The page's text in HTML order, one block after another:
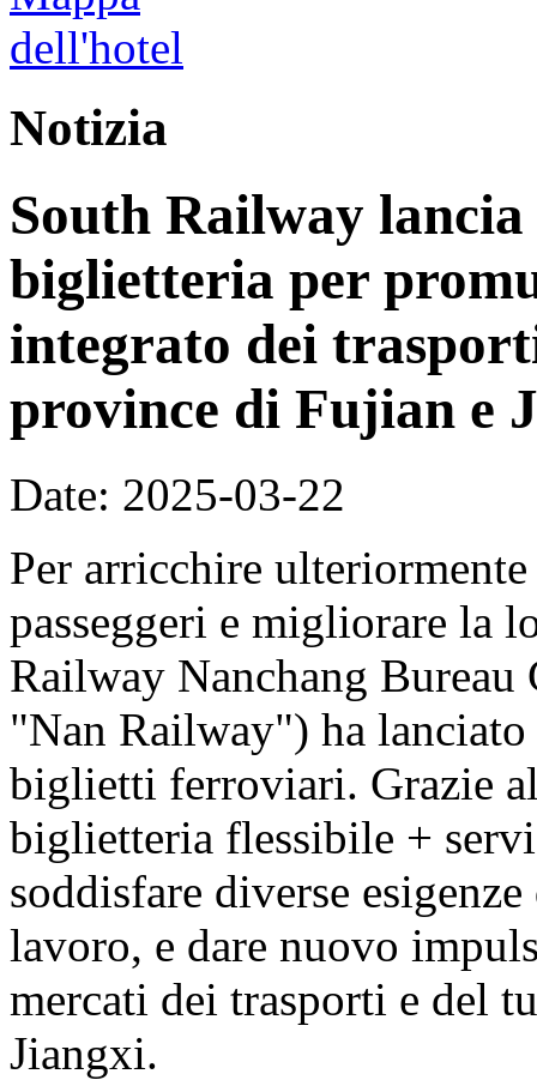
Notizia
South Railway
biglietteria per
integrato dei
province di Fujian e
Date: 2025-03-22
Per arricchire
passeggeri e migliorare la
Railway Nanchang
"Nan Railway") ha
biglietti ferroviari. Grazie
biglietteria flessibile +
soddisfare diverse
lavoro, e dare nuovo
mercati dei trasporti e del
Jiangxi.